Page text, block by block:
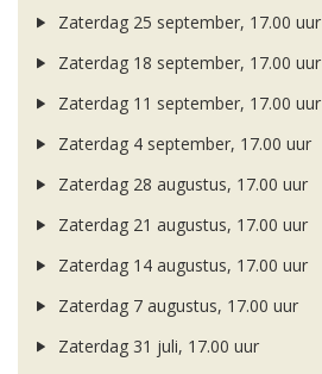
Zaterdag 25 september, 17.00 uur
Zaterdag 18 september, 17.00 uur
Zaterdag 11 september, 17.00 uur
Zaterdag 4 september, 17.00 uur
Zaterdag 28 augustus, 17.00 uur
Zaterdag 21 augustus, 17.00 uur
Zaterdag 14 augustus, 17.00 uur
Zaterdag 7 augustus, 17.00 uur
Zaterdag 31 juli, 17.00 uur